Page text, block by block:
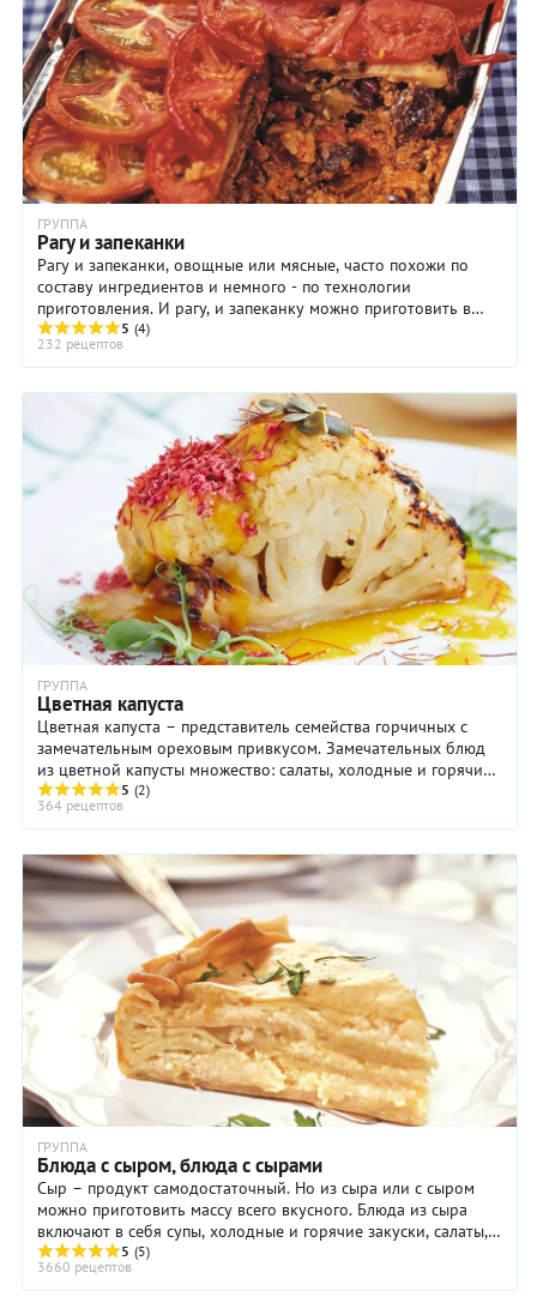
ГРУППА
Рагу и запеканки
Рагу и запеканки, овощные или мясные, часто похожи по
составу ингредиентов и немного - по технологии
приготовления. И рагу, и запеканку можно приготовить в
духовке, мультиварке или даже на ...
5 (4)
232 рецептов
ГРУППА
Цветная капуста
Цветная капуста – представитель семейства горчичных с
замечательным ореховым привкусом. Замечательных блюд
из цветной капусты множество: салаты, холодные и горячие
закуски, супы, овощные рагу или ...
5 (2)
364 рецептов
ГРУППА
Блюда с сыром, блюда с сырами
Сыр – продукт самодостаточный. Но из сыра или с сыром
можно приготовить массу всего вкусного. Блюда из сыра
включают в себя супы, холодные и горячие закуски, салаты,
гарниры, ...5 (5)
3660 рецептов